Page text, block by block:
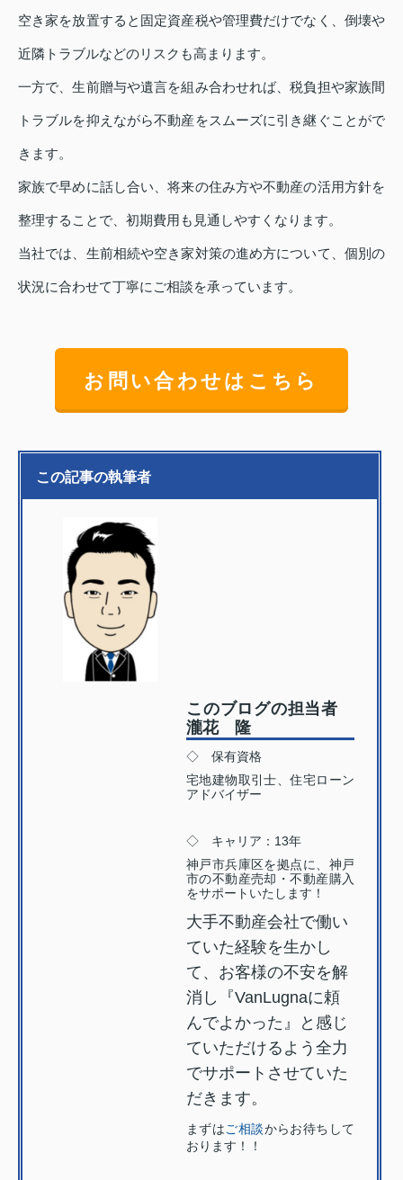
空き家を放置すると固定資産税や管理費だけでなく、倒壊や
近隣トラブルなどのリスクも高まります。
一方で、生前贈与や遺言を組み合わせれば、税負担や家族間
トラブルを抑えながら不動産をスムーズに引き継ぐことがで
きます。
家族で早めに話し合い、将来の住み方や不動産の活用方針を
整理することで、初期費用も見通しやすくなります。
当社では、生前相続や空き家対策の進め方について、個別の
状況に合わせて丁寧にご相談を承っています。
お問い合わせはこちら
この記事の執筆者
このブログの担当者
瀧花 隆
◇ 保有資格
宅地建物取引士、住宅ローン
アドバイザー
◇ キャリア：13年
神戸市兵庫区を拠点に、神戸
市の不動産売却・不動産購入
をサポートいたします！
大手不動産会社で働い
ていた経験を生かし
て、お客様の不安を解
消し『VanLugnaに頼
んでよかった』と感じ
ていただけるよう全力
でサポートさせていた
だきます。
まずはご相談からお待ちして
おります！！